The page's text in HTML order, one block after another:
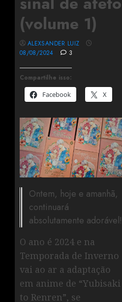
(volume 1)
Compartilhe isso:
Facebook
X
ALEXSANDER LUIZ
08/08/2024
3
Ontem, hoje e amanhã,
continuará
absolutamente adorável!
O ano é 2024 e na
Temporada de Inverno
vai ao ar a adaptação
em anime de “Yubisaki
to Renren”, se